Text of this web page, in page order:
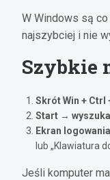
W Windows są
najszybciej i nie
Szybkie
Skrót Win + Ctrl
Start →
Ekran logowania
lub „Klawiatura
Jeśli komputer